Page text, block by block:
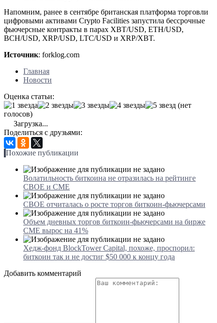
Напомним, ранее в сентябре британская платформа торговли
цифровыми активами Crypto Facilities запустила бессрочные
фьючерсные контракты в парах XBT/USD, ETH/USD,
BCH/USD, XRP/USD, LTC/USD и XRP/XBT.
Источник: forklog.com
Главная
Новости
Оценка статьи:
(нет
голосов)
Загрузка...
Поделиться с друзьями:
Похожие публикации
Волатильность биткоина не отразилась на рейтинге
CBOE и CME
CBOE отчиталась о росте торгов биткоин-фьючерсами
Объем дневных торгов биткоин-фьючерсами на бирже
CME вырос на 41%
Хедж-фонд BlockTower Capital, похоже, проспорил:
биткоин так и не достиг $50 000 к концу года
Добавить комментарий